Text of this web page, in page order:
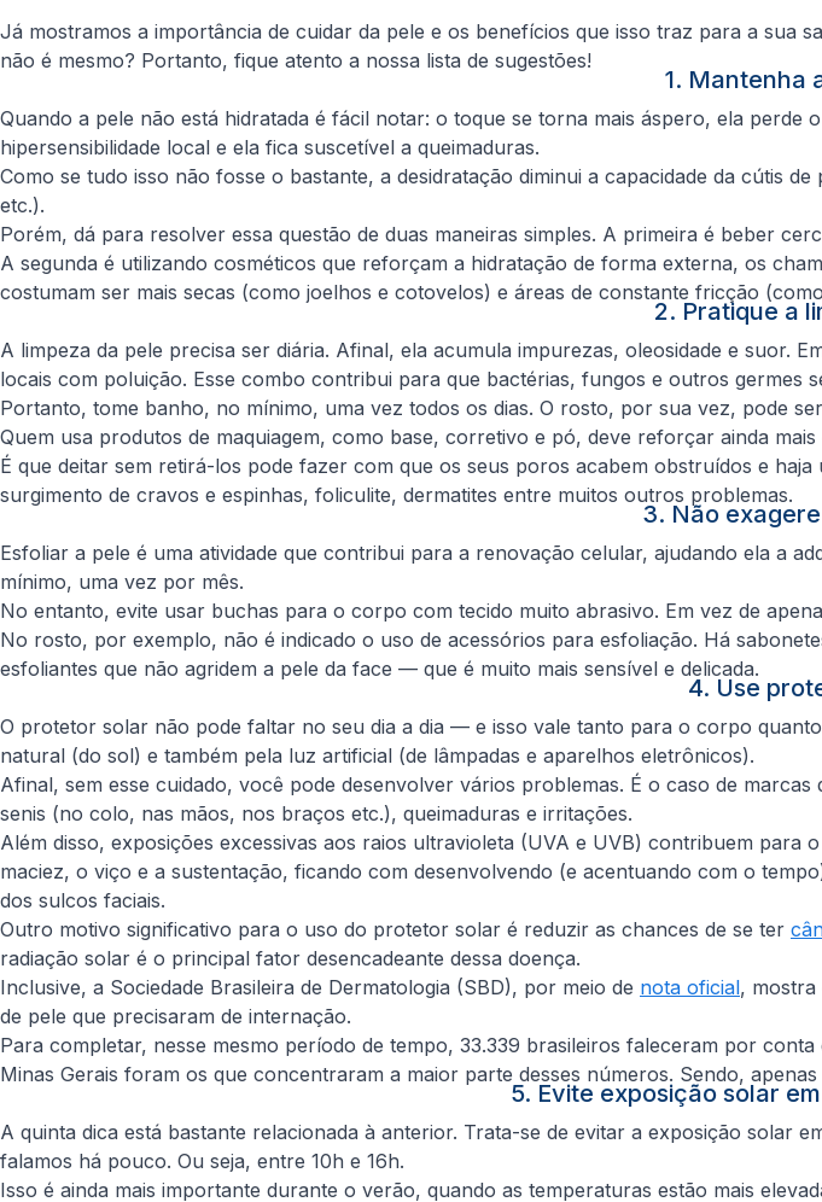
Já mostramos a importância de cuidar da pele e os benefícios que isso traz para a sua
não é mesmo? Portanto, fique atento a nossa lista de sugestões!
1. Mantenha
Quando a pele não está hidratada é fácil notar: o toque se torna mais áspero, ela
hipersensibilidade local e ela fica suscetível a queimaduras.
Como se tudo isso não fosse o bastante, a desidratação diminui a capacidade da cútis
etc.).
Porém, dá para resolver essa questão de duas maneiras simples. A primeira é beber
A segunda é utilizando cosméticos que reforçam a hidratação de forma externa, os
costumam ser mais secas (como joelhos e cotovelos) e áreas de constante fricção
2. Pratique a
A limpeza da pele precisa ser diária. Afinal, ela acumula impurezas, oleosidade e suor.
locais com poluição. Esse combo contribui para que bactérias, fungos e outros germes
Portanto, tome banho, no mínimo, uma vez todos os dias. O rosto, por sua vez, pode
Quem usa produtos de maquiagem, como base, corretivo e pó, deve reforçar ainda
É que deitar sem retirá-los pode fazer com que os seus poros acabem obstruídos e
surgimento de cravos e espinhas, foliculite, dermatites entre muitos outros problemas.
3. Não
Esfoliar a pele é uma atividade que contribui para a renovação celular, ajudando ela a
mínimo, uma vez por mês.
No entanto, evite usar buchas para o corpo com tecido muito abrasivo. Em vez de
No rosto, por exemplo, não é indicado o uso de acessórios para esfoliação. Há
esfoliantes que não agridem a pele da face — que é muito mais sensível e delicada.
4. Use
O protetor solar não pode faltar no seu dia a dia — e isso vale tanto para o corpo
natural (do sol) e também pela luz artificial (de lâmpadas e aparelhos eletrônicos).
Afinal, sem esse cuidado, você pode desenvolver vários problemas. É o caso de
senis (no colo, nas mãos, nos braços etc.), queimaduras e irritações.
Além disso, exposições excessivas aos raios ultravioleta (UVA e UVB) contribuem
maciez, o viço e a sustentação, ficando com desenvolvendo (e acentuando com o
dos sulcos faciais.
Outro motivo significativo para o uso do protetor solar é reduzir as chances de se ter
radiação solar é o principal fator desencadeante dessa doença.
Inclusive, a Sociedade Brasileira de Dermatologia (SBD), por meio de nota oficial, mostra
de pele que precisaram de internação.
Para completar, nesse mesmo período de tempo, 33.339 brasileiros faleceram por
Minas Gerais foram os que concentraram a maior parte desses números. Sendo,
5. Evite exposição solar
A quinta dica está bastante relacionada à anterior. Trata-se de evitar a exposição
falamos há pouco. Ou seja, entre 10h e 16h.
Isso é ainda mais importante durante o verão, quando as temperaturas estão mais